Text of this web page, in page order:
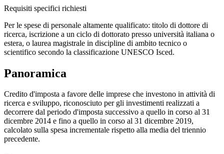
Requisiti specifici richiesti
Per le spese di personale altamente qualificato: titolo di dottore di
ricerca, iscrizione a un ciclo di dottorato presso università italiana o
estera, o laurea magistrale in discipline di ambito tecnico o
scientifico secondo la classificazione UNESCO Isced.
Panoramica
Credito d'imposta a favore delle imprese che investono in attività di
ricerca e sviluppo, riconosciuto per gli investimenti realizzati a
decorrere dal periodo d'imposta successivo a quello in corso al 31
dicembre 2014 e fino a quello in corso al 31 dicembre 2019,
calcolato sulla spesa incrementale rispetto alla media del triennio
precedente.